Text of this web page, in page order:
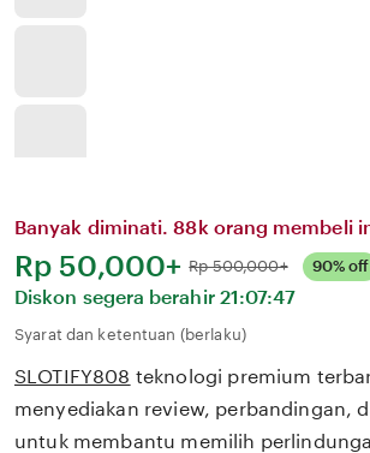
Banyak diminati. 88k orang membeli
Harga:
Rp 50,000+ Normal:
Rp 500,000+ 90% off
Diskon segera berahir 21:07:47
Syarat dan ketentuan (berlaku)
SLOTIFY808 teknologi premium
menyediakan review, perbandingan,
untuk membantu memilih